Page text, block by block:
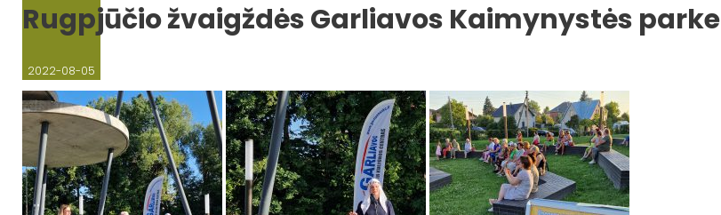
Rugpjūčio žvaigždės Garliavos Kaimynystės parke
2022-08-05